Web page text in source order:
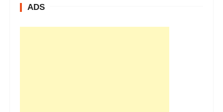
ADS